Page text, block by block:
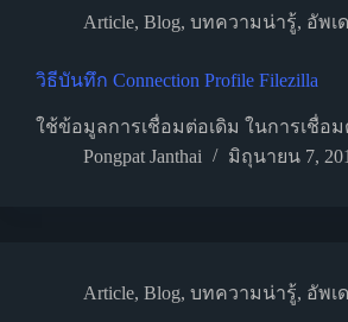
Article, Blog, บทความน่ารู้, อัพเ
วิธีบันทึก Connection Profile Filezilla
ใช้ข้อมูลการเชื่อมต่อเดิม ในการเชื่อ
Pongpat Janthai
มิถุนายน 7,
Article, Blog, บทความน่ารู้, อัพเ